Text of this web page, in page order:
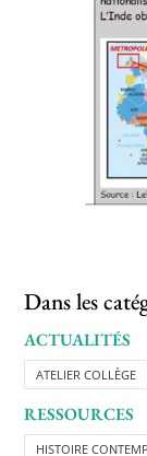
Dans les
ACTUALITÉS
ATELIER COLLÈGE
RESSOURCES
HISTOIRE